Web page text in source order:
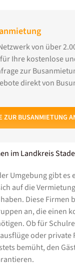
von über
Ihre kostenlose
zur
direkt von
ZUR BUSANMIETUNG
im Landkreis Stade
Umgebung gibt es
auf die
Diese Firmen
an, die einen
Ob für
oder private
bemüht, den